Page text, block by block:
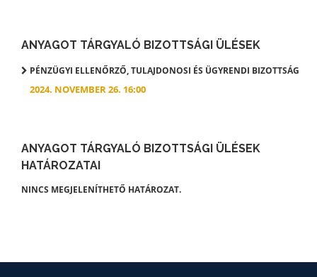
ANYAGOT TÁRGYALÓ BIZOTTSÁGI ÜLÉSEK
PÉNZÜGYI ELLENŐRZŐ, TULAJDONOSI ÉS ÜGYRENDI BIZOTTSÁG
2024. NOVEMBER 26. 16:00
ANYAGOT TÁRGYALÓ BIZOTTSÁGI ÜLÉSEK
HATÁROZATAI
NINCS MEGJELENÍTHETŐ HATÁROZAT.